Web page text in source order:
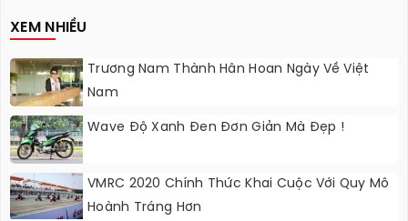
XEM NHIỀU
Trương Nam Thành Hân Hoan Ngày Về Việt
Nam
Wave Độ Xanh Đen Đơn Giản Mà Đẹp !
VMRC 2020 Chính Thức Khai Cuộc Với Quy Mô
Hoành Tráng Hơn